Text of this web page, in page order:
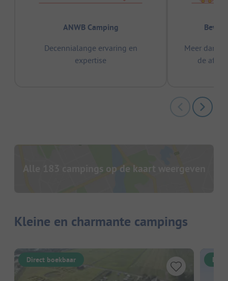
ANWB Camping
Decennialange ervaring en
expertise
Meer dan
de
Alle 183 campings op de kaart weergeven
Kleine en charmante campings
Direct boekbaar